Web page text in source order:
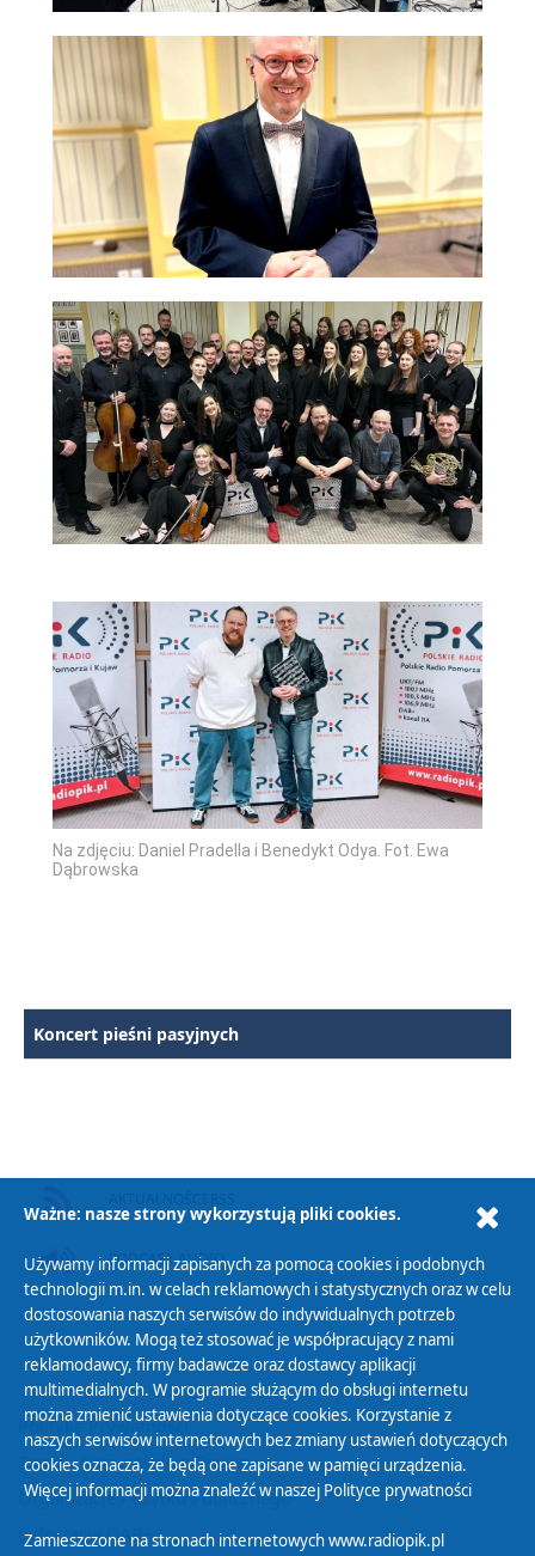
Na zdjęciu: Daniel Pradella i Benedykt Odya. Fot. Ewa
Dąbrowska
Koncert pieśni pasyjnych
PODCAST AUDIO
Polityka Prywatności
Zasady korzystania z Serwisu
Organizacje Pożytku Publicznego
Cyfryzacja DAB+
Ważne: nasze strony wykorzystują pliki cookies.
Używamy informacji zapisanych za pomocą cookies i podobnych
technologii m.in. w celach reklamowych i statystycznych oraz w celu
dostosowania naszych serwisów do indywidualnych potrzeb
użytkowników. Mogą też stosować je współpracujący z nami
reklamodawcy, firmy badawcze oraz dostawcy aplikacji
multimedialnych. W programie służącym do obsługi internetu
można zmienić ustawienia dotyczące cookies. Korzystanie z
naszych serwisów internetowych bez zmiany ustawień dotyczących
cookies oznacza, że będą one zapisane w pamięci urządzenia.
Więcej informacji można znaleźć w naszej Polityce prywatności
Zamieszczone na stronach internetowych www.radiopik.pl